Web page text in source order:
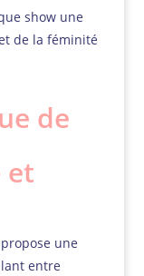
show une
de la féminité
de
et
une
entre